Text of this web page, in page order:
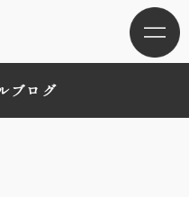
ブログ